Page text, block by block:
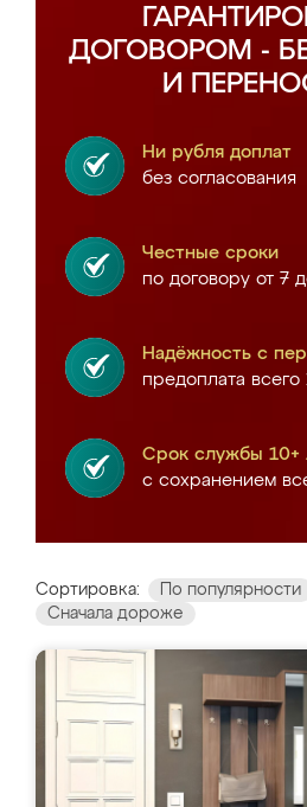
ДОГОВОРОМ -
И
Ни рубля доплат
без согласования
Честные сроки
по договору от 7
Надёжность с
предоплата всего
Срок службы 10+
с сохранением
Сортировка: По популярности
Сначала дороже